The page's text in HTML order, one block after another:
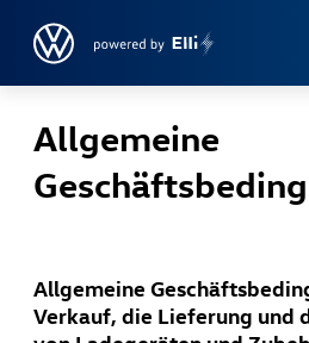
Allgemeine
Allgemeine
Verkauf, die Lieferung und